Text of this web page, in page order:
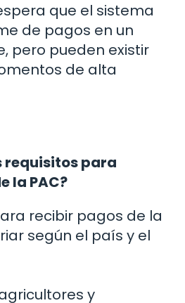
que el sistema
de pagos en un
pero pueden existir
de alta
requisitos para
la PAC?
recibir pagos de la
según el país y el
y